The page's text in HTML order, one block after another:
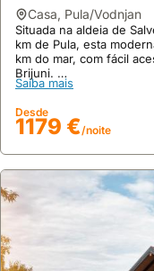
casa, Pula/Vodnjan
Situada na aldeia de
km de Pula, esta
km do mar, com fácil
Brijuni.
Esta mansão de 415 m²
casas de banho, ar
jacuzzi, sauna e campo
entretenimento.
Saiba mais
Desde
1179 €/noite